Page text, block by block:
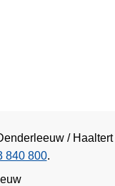
/ Haaltert
840 800.